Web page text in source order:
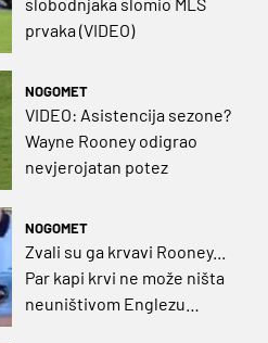
prvaka (VIDEO)
NOGOMET
VIDEO: Asistencija sezone?
Wayne Rooney odigrao
nevjerojatan potez
NOGOMET
Zvali su ga krvavi Rooney...
Par kapi krvi ne može ništa
neuništivom Englezu